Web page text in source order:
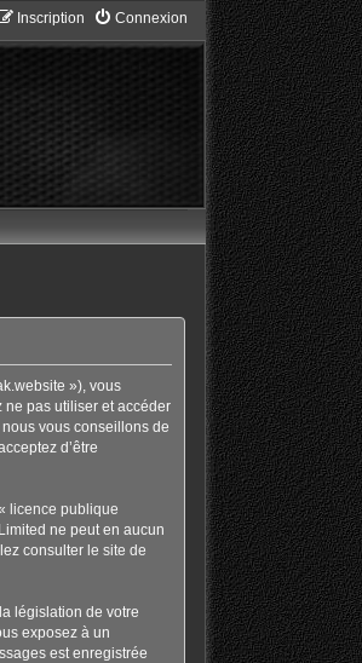
Connexion
Inscription
»), vous
ne pas utiliser et accéder
vous conseillons de
d’être
licence publique
ne peut en aucun
consulter le site de
législation de votre
exposez à un
est enregistrée